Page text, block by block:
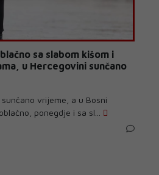
sa slabom kišom i
u Hercegovini sunčano
vrijeme, a u Bosni
ponegdje i sa sl...